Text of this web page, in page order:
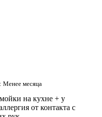
Менее месяца
на кухне + у
от контакта с